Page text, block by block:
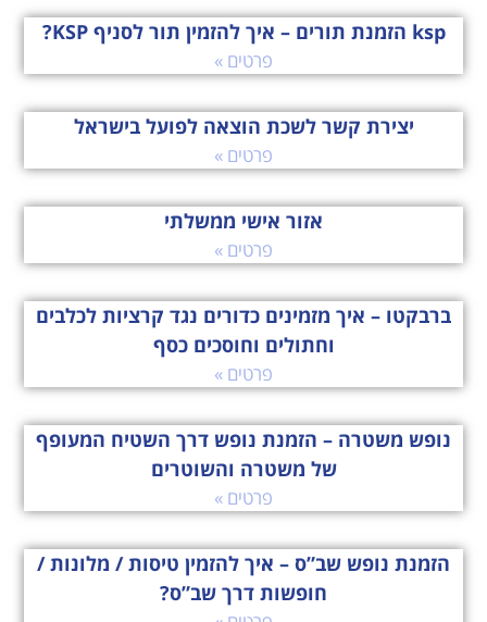
ksp הזמנת תורים – איך להזמין תור לסניף KSP?
פרטים »
יצירת קשר לשכת הוצאה לפועל בישראל
פרטים »
אזור אישי ממשלתי
פרטים »
ברבקטו – איך מזמינים כדורים נגד קרציות לכלבים
וחתולים וחוסכים כסף
פרטים »
נופש משטרה – הזמנת נופש דרך השטיח המעופף
של משטרה והשוטרים
פרטים »
הזמנת נופש שב”ס – איך להזמין טיסות / מלונות /
חופשות דרך שב”ס?